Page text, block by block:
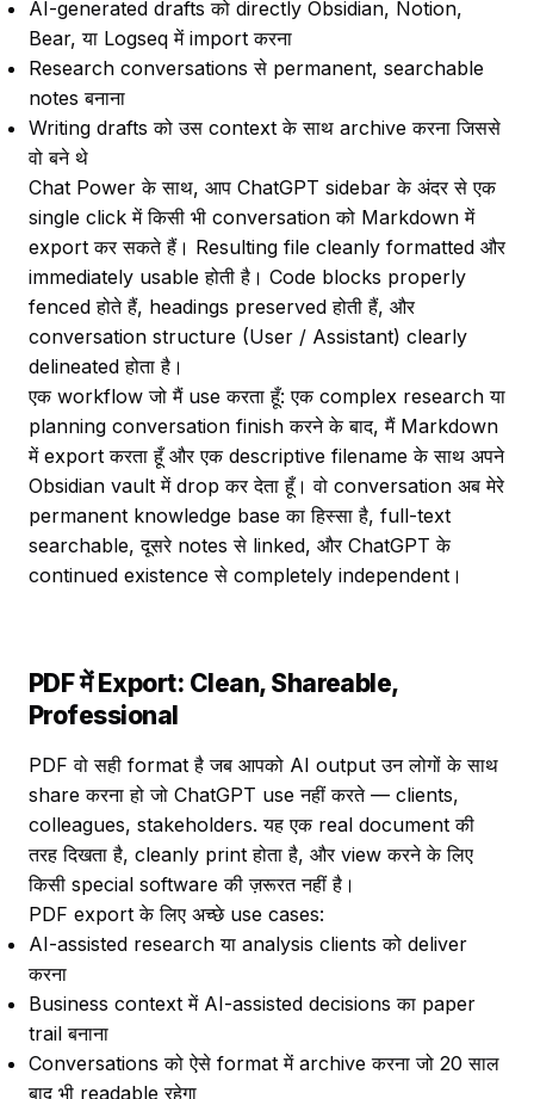
AI-generated drafts को directly Obsidian, Notion,
Bear, या Logseq में import करना
Research conversations से permanent, searchable
notes बनाना
Writing drafts को उस context के साथ archive करना जिससे
वो बने थे
Chat Power के साथ, आप ChatGPT sidebar के अंदर से एक
single click में किसी भी conversation को Markdown में
export कर सकते हैं। Resulting file cleanly formatted और
immediately usable होती है। Code blocks properly
fenced होते हैं, headings preserved होती हैं, और
conversation structure (User / Assistant) clearly
delineated होता है।
एक workflow जो मैं use करता हूँ: एक complex research या
planning conversation finish करने के बाद, मैं Markdown
में export करता हूँ और एक descriptive filename के साथ अपने
Obsidian vault में drop कर देता हूँ। वो conversation अब मेरे
permanent knowledge base का हिस्सा है, full-text
searchable, दूसरे notes से linked, और ChatGPT के
continued existence से completely independent।
PDF में Export: Clean, Shareable,
Professional
PDF वो सही format है जब आपको AI output उन लोगों के साथ
share करना हो जो ChatGPT use नहीं करते — clients,
colleagues, stakeholders. यह एक real document की
तरह दिखता है, cleanly print होता है, और view करने के लिए
किसी special software की ज़रूरत नहीं है।
PDF export के लिए अच्छे use cases:
AI-assisted research या analysis clients को deliver
करना
Business context में AI-assisted decisions का paper
trail बनाना
Conversations को ऐसे format में archive करना जो 20 साल
बाद भी readable रहेगा